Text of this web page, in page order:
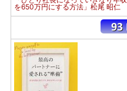
を650万円にする方法」松尾 昭仁